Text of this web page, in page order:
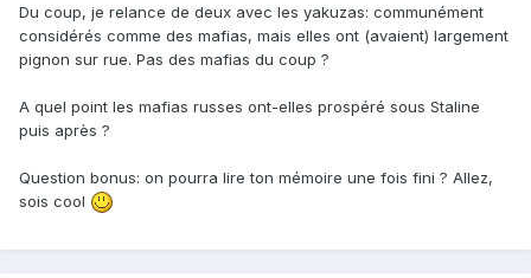
Pour ce qui est d'un code, j'ai un seul exemple qui me vient
en tête: Los Templarios, mais vu que leur code est un
mélange des préceptes bibliques, marxistes et de citations
prophète/la réincarnation de jésus, bof. Après ça reste un
code, je te l'accorde, mais ils étaient loin d'être secrets,
C'était plus un culte criminelle.
Fun fact, l'un des rares codes que les trafiquants mexicains
Du coup, je relance de deux avec les yakuzas: communément
considérés comme des mafias, mais elles ont (avaient) largement
pignon sur rue. Pas des mafias du coup ?
A quel point les mafias russes ont-elles prospéré sous Staline
puis après ?
Question bonus: on pourra lire ton mémoire une fois fini ? Allez,
sois cool